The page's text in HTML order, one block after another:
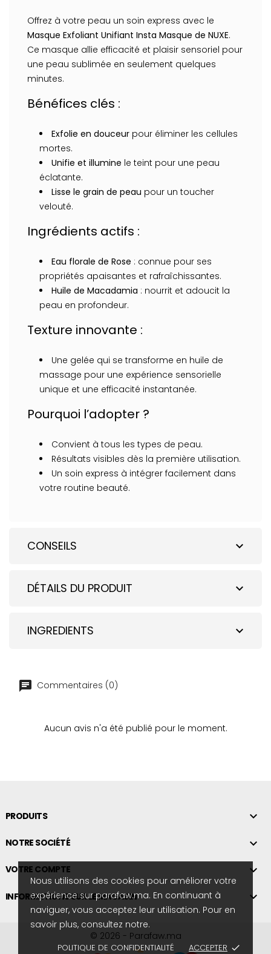
Nous utilisons des cookies pour améliorer votre
expérience sur parafaw.ma. En continuant à
naviguer, vous acceptez leur utilisation. Pour en
savoir plus, consultez notre.
POLITIQUE DE CONFIDENTIALITÉ ACCEPTER done
Offrez à votre peau un soin express avec le
Masque Exfoliant Unifiant Insta Masque de NUXE.
Ce masque allie efficacité et plaisir sensoriel pour
une peau sublimée en seulement quelques
minutes.
Bénéfices clés :
Exfolie en douceur pour éliminer les cellules
mortes.
Unifie et illumine le teint pour une peau
éclatante.
Lisse le grain de peau pour un toucher
velouté.
Ingrédients actifs :
Eau florale de Rose : connue pour ses
propriétés apaisantes et rafraîchissantes.
Huile de Macadamia : nourrit et adoucit la
peau en profondeur.
Texture innovante :
Une gelée qui se transforme en huile de
massage pour une expérience sensorielle
unique et une efficacité instantanée.
Pourquoi l’adopter ?
Convient à tous les types de peau.
Résultats visibles dès la première utilisation.
Un soin express à intégrer facilement dans
votre routine beauté.
expand_more
CONSEILS
expand_more
DÉTAILS DU PRODUIT
expand_more
INGREDIENTS
Commentaires (0)
Aucun avis n'a été publié pour le moment.
PRODUITS 
NOTRE SOCIÉTÉ 
VOTRE COMPTE 
INFORMATIONS SUR LE MAGASIN 
© 2026 - Parafaw.ma